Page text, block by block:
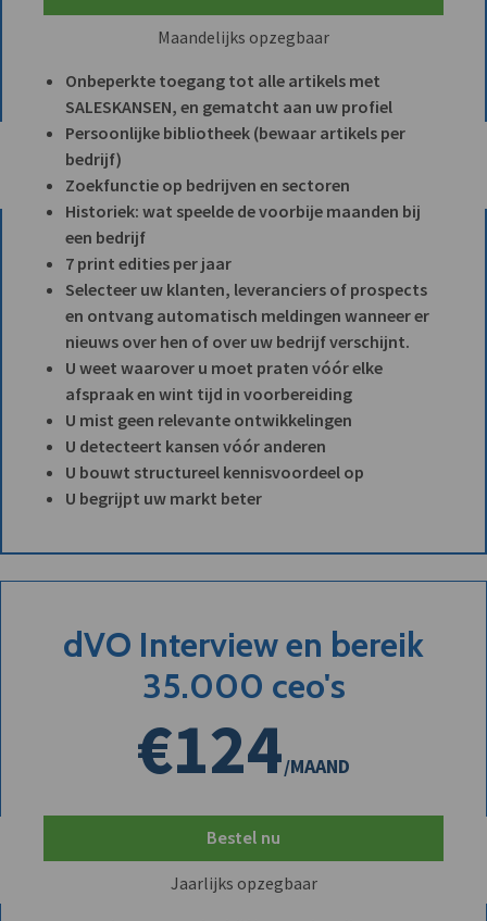
Maandelijks opzegbaar
Onbeperkte toegang tot alle artikels met
SALESKANSEN, en gematcht aan uw profiel
Persoonlijke bibliotheek (bewaar artikels per
bedrijf)
Zoekfunctie op bedrijven en sectoren
Historiek: wat speelde de voorbije maanden bij
een bedrijf
7 print edities per jaar
Selecteer uw klanten, leveranciers of prospects
en ontvang automatisch meldingen wanneer er
nieuws over hen of over uw bedrijf verschijnt.
U weet waarover u moet praten vóór elke
afspraak en wint tijd in voorbereiding
U mist geen relevante ontwikkelingen
U detecteert kansen vóór anderen
U bouwt structureel kennisvoordeel op
U begrijpt uw markt beter
dVO Interview en bereik
35.000 ceo's
€124/MAAND
Bestel nu
Jaarlijks opzegbaar